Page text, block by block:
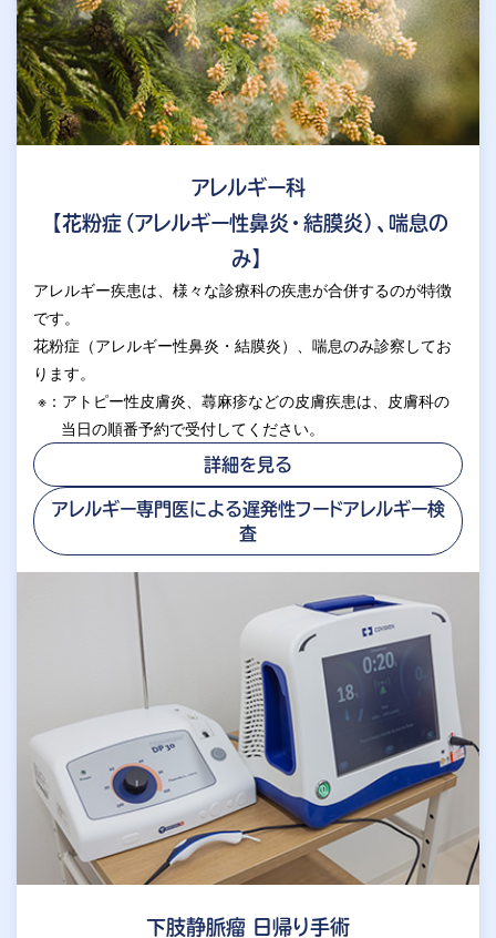
アレルギー科
【花粉症（アレルギー性鼻炎・結膜炎）、喘息の
み】
アレルギー疾患は、様々な診療科の疾患が合併するのが特徴
です。
花粉症（アレルギー性鼻炎・結膜炎）、喘息のみ診察してお
ります。
※：アトピー性皮膚炎、蕁麻疹などの皮膚疾患は、皮膚科の
当日の順番予約で受付してください。
詳細を見る
アレルギー専門医による遅発性フードアレルギー検
査
下肢静脈瘤 日帰り手術